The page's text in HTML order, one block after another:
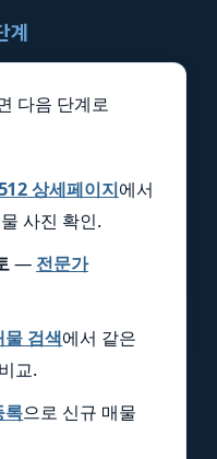
계
다음 단계로
상세페이지에서
사진 확인.
— 전문가
물 검색에서 같은
교.
록으로 신규 매물